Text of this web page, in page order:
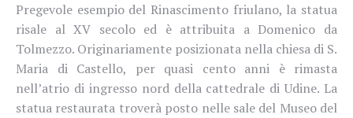
Pregevole esempio del Rinascimento friulano, la statua
risale al XV secolo ed è attribuita a Domenico da
Tolmezzo. Originariamente posizionata nella chiesa di S.
Maria di Castello, per quasi cento anni è rimasta
nell’atrio di ingresso nord della cattedrale di Udine. La
statua restaurata troverà posto nelle sale del Museo del